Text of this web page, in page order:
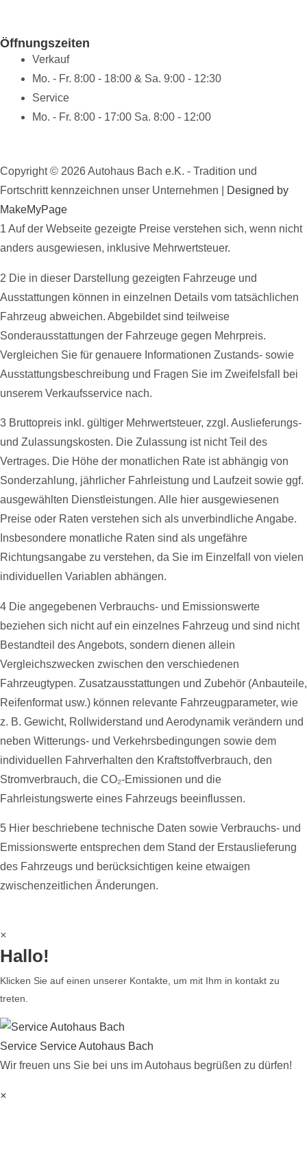
Öffnungszeiten
Verkauf
Mo. - Fr. 8:00 - 18:00 & Sa. 9:00 - 12:30
Service
Mo. - Fr. 8:00 - 17:00 Sa. 8:00 - 12:00
Copyright © 2026 Autohaus Bach e.K. - Tradition und
Fortschritt kennzeichnen unser Unternehmen |
Designed by
MakeMyPage
1 Auf der Webseite gezeigte Preise verstehen sich, wenn nicht
anders ausgewiesen, inklusive Mehrwertsteuer.
2 Die in dieser Darstellung gezeigten Fahrzeuge und
Ausstattungen können in einzelnen Details vom tatsächlichen
Fahrzeug abweichen. Abgebildet sind teilweise
Sonderausstattungen der Fahrzeuge gegen Mehrpreis.
Vergleichen Sie für genauere Informationen Zustands- sowie
Ausstattungsbeschreibung und Fragen Sie im Zweifelsfall bei
unserem Verkaufsservice nach.
3 Bruttopreis inkl. gültiger Mehrwertsteuer, zzgl. Auslieferungs-
und Zulassungskosten. Die Zulassung ist nicht Teil des
Vertrages. Die Höhe der monatlichen Rate ist abhängig von
Sonderzahlung, jährlicher Fahrleistung und Laufzeit sowie ggf.
ausgewählten Dienstleistungen. Alle hier ausgewiesenen
Preise oder Raten verstehen sich als unverbindliche Angabe.
Insbesondere monatliche Raten sind als ungefähre
Richtungsangabe zu verstehen, da Sie im Einzelfall von vielen
individuellen Variablen abhängen.
4 Die angegebenen Verbrauchs- und Emissionswerte
beziehen sich nicht auf ein einzelnes Fahrzeug und sind nicht
Bestandteil des Angebots, sondern dienen allein
Vergleichszwecken zwischen den verschiedenen
Fahrzeugtypen. Zusatzausstattungen und Zubehör (Anbauteile,
Reifenformat usw.) können relevante Fahrzeugparameter, wie
z. B. Gewicht, Rollwiderstand und Aerodynamik verändern und
neben Witterungs- und Verkehrsbedingungen sowie dem
individuellen Fahrverhalten den Kraftstoffverbrauch, den
Stromverbrauch, die CO₂-Emissionen und die
Fahrleistungswerte eines Fahrzeugs beeinflussen.
5 Hier beschriebene technische Daten sowie Verbrauchs- und
Emissionswerte entsprechen dem Stand der Erstauslieferung
des Fahrzeugs und berücksichtigen keine etwaigen
zwischenzeitlichen Änderungen.
×
Hallo!
Klicken Sie auf einen unserer Kontakte, um mit Ihm in kontakt zu
treten.
Service Service Autohaus Bach
Wir freuen uns Sie bei uns im Autohaus begrüßen zu dürfen!
×